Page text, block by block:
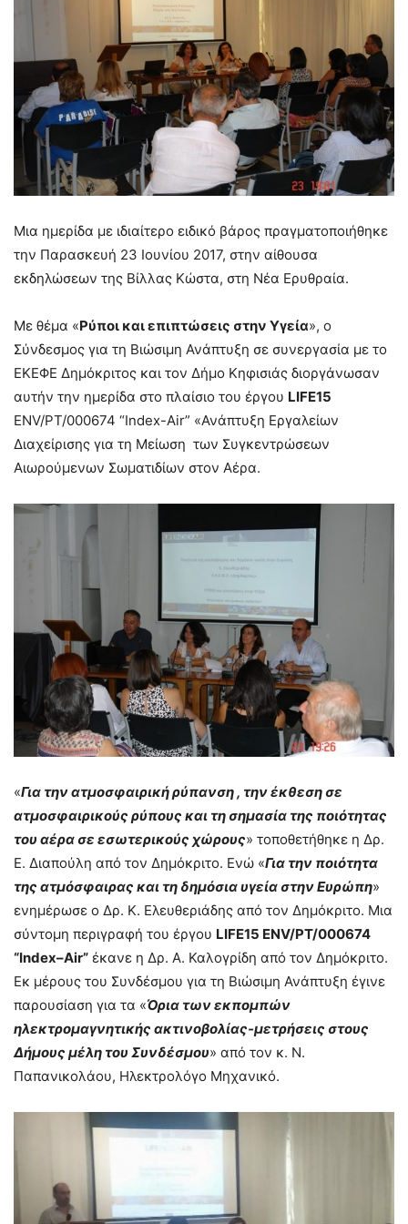
Μια ημερίδα με ιδιαίτερο ειδικό βάρος πραγματοποιήθηκε
την Παρασκευή 23 Ιουνίου 2017, στην αίθουσα
εκδηλώσεων της Βίλλας Κώστα, στη Νέα Ερυθραία.
Με θέμα «Ρύποι και επιπτώσεις στην Υγεία», ο
Σύνδεσμος για τη Βιώσιμη Ανάπτυξη σε συνεργασία με το
ΕΚΕΦΕ Δημόκριτος και τον Δήμο Κηφισιάς διοργάνωσαν
αυτήν την ημερίδα στο πλαίσιο του έργου LIFE15
ENV/PT/000674 “Index-Air” «Ανάπτυξη Εργαλείων
Διαχείρισης για τη Μείωση των Συγκεντρώσεων
Αιωρούμενων Σωματιδίων στον Αέρα.
«Για την ατμοσφαιρική ρύπανση , την έκθεση σε
ατμοσφαιρικούς ρύπους και τη σημασία της ποιότητας
του αέρα σε εσωτερικούς χώρους» τοποθετήθηκε η Δρ.
Ε. Διαπούλη από τον Δημόκριτο. Ενώ «Για την ποιότητα
της ατμόσφαιρας και τη δημόσια υγεία στην Ευρώπη»
ενημέρωσε ο Δρ. Κ. Ελευθεριάδης από τον Δημόκριτο. Μια
σύντομη περιγραφή του έργου LIFE15 ENV/PT/000674
“Index–Air” έκανε η Δρ. Α. Καλογρίδη από τον Δημόκριτο.
Εκ μέρους του Συνδέσμου για τη Βιώσιμη Ανάπτυξη έγινε
παρουσίαση για τα «Όρια των εκπομπών
ηλεκτρομαγνητικής ακτινοβολίας-μετρήσεις στους
Δήμους μέλη του Συνδέσμου» από τον κ. Ν.
Παπανικολάου, Ηλεκτρολόγο Μηχανικό.